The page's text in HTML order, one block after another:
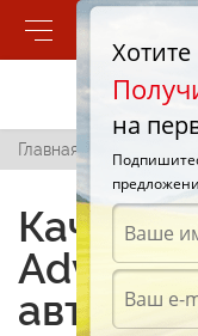
Позвонить
Главная /
Advan
Хотите
на